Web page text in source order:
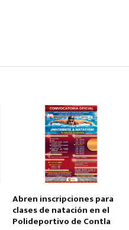
Abren inscripciones para
clases de natación en el
Polideportivo de Contla